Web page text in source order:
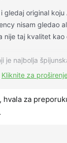
gledaj original
nisam gledao
nije taj kvalitet kao
je najbolja
Series 2015–2020)
MA
Kliknite za
hvala za